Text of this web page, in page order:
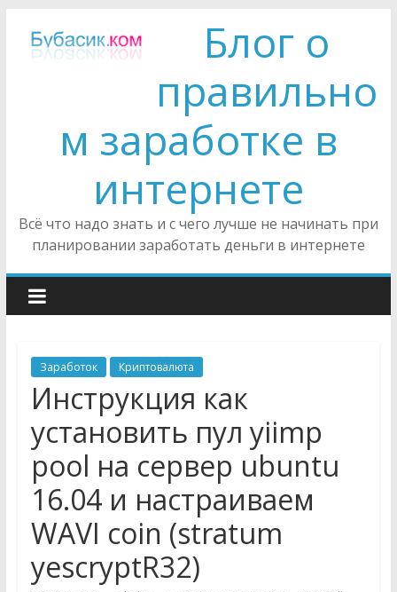
Блог о
правильно
м заработке в
интернете
Всё что надо знать и с чего лучше не начинать при
планировании заработать деньги в интернете
Заработок Криптовалюта
Инструкция как
установить пул yiimp
pool на сервер ubuntu
16.04 и настраиваем
WAVI coin (stratum
yescryptR32)